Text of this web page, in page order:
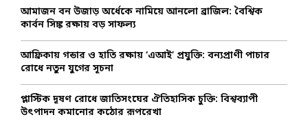
r
আমাজন বন উজাড় অর্ধেকে নামিয়ে আনলো ব্রাজিল: বৈশ্বিক
কার্বন সিঙ্ক রক্ষায় বড় সাফল্য
আফ্রিকায় গন্ডার ও হাতি রক্ষায় ‘এআই’ প্রযুক্তি: বন্যপ্রাণী পাচার
রোধে নতুন যুগের সূচনা
প্লাস্টিক দূষণ রোধে জাতিসংঘের ঐতিহাসিক চুক্তি: বিশ্বব্যাপী
উৎপাদন কমানোর কঠোর রূপরেখা